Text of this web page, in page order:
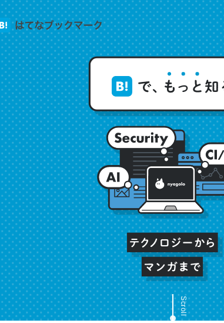
Scroll
これは名文。彼はとてもクレバーなんだろうなと凄く思
もお勧め。自分はこの流れ好き。Let’s Fucking Go.
─今のこの状況が信じられるかい？ by ラーズ・ヌートバー
翻訳文体なせいかわからないけど、なぜかポールオース
になった
─今のこの状況が信じられるかい？ by ラーズ・ヌートバー
彼もまた「努力できる才能」があるんだなあ
─今のこの状況が信じられるかい？ by ラーズ・ヌートバー